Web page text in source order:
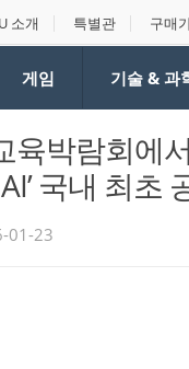
소개 특별관 구매
게임 기술 & 과
육박람회에
국내 최초
01-23